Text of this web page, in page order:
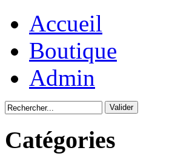
Accueil
Boutique
Admin
Catégories